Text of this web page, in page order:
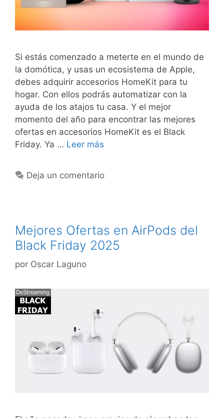
Si estás comenzado a meterte en el mundo de
la domótica, y usas un ecosistema de Apple,
debes adquirir accesorios HomeKit para tu
hogar. Con ellos podrás automatizar con la
ayuda de los atajos tu casa. Y el mejor
momento del año para encontrar las mejores
ofertas en accesorios HomeKit es el Black
Friday. Ya … Leer más
Deja un comentario
Mejores Ofertas en AirPods del
Black Friday 2025
por Oscar Laguno